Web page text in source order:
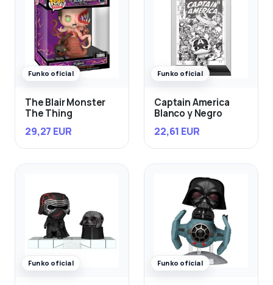
Funko oficial
The Blair Monster
The Thing
29,27 EUR
Funko oficial
Captain America
Blanco y Negro
22,61 EUR
Funko oficial Funko oficial